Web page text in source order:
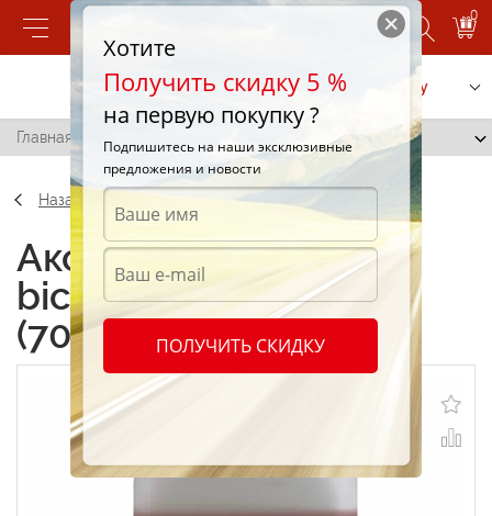
0
Позвонить Заказать услугу
Главная / Lava teli bicomponente 25kg (70997)
Назад
Аксессуары Lava teli
bicomponente 25kg
(70997)
Хотите
Получить скидку 5 %
на первую покупку ?
Подпишитесь на наши эксклюзивные
предложения и новости
ПОЛУЧИТЬ СКИДКУ